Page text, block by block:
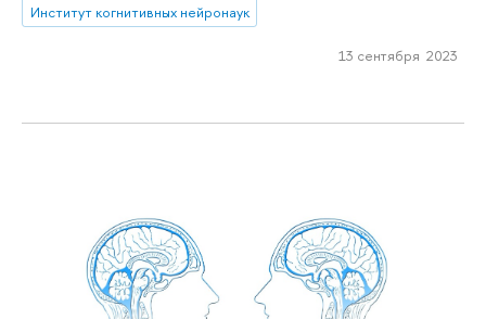
Институт когнитивных нейронаук
13 сентября 2023